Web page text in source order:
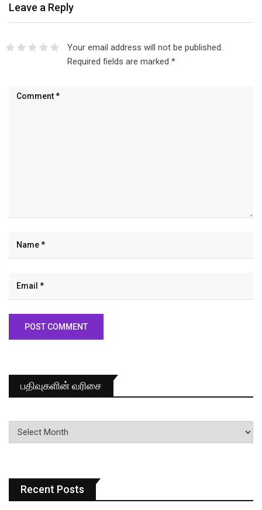
Leave a Reply
Your email address will not be published.
Required fields are marked *
பதிவுகளின் வரிசை
பதிவுகளின்
வரிசை
Recent Posts